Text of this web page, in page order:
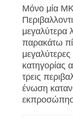
Μόνο μία
μεγαλύτερα
παρακάτω
κατηγορίας
τρεις
ένωση